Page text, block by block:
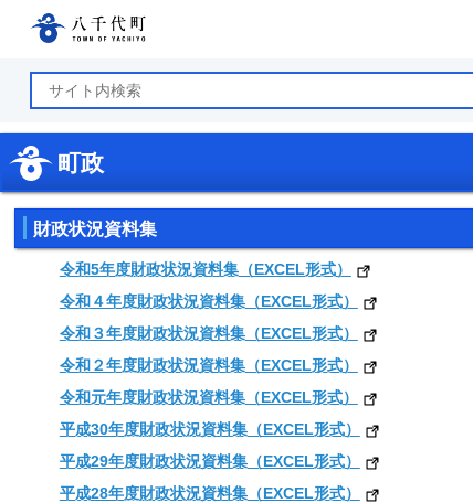
町政
財政状況資料集
令和5年度財政状況資料集（EXCEL形式）
令和４年度財政状況資料集（EXCEL形式）
令和３年度財政状況資料集（EXCEL形式）
令和２年度財政状況資料集（EXCEL形式）
令和元年度財政状況資料集（EXCEL形式）
平成30年度財政状況資料集（EXCEL形式）
平成29年度財政状況資料集（EXCEL形式）
平成28年度財政状況資料集（EXCEL形式）